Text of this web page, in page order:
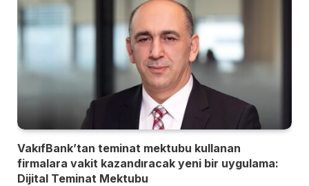
VakıfBank’tan teminat mektubu kullanan
firmalara vakit kazandıracak yeni bir uygulama:
Dijital Teminat Mektubu